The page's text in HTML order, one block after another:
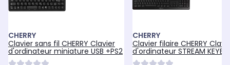
CHERRY
Clavier sans fil CHERRY Clavier
d'ordinateur miniature USB +PS2
CHERRY
Clavier filaire CHERRY
d'ordinateur STREAM
USB